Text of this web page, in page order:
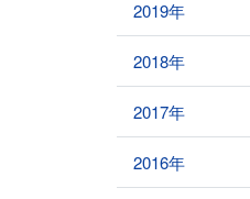
2019年
2018年
2017年
2016年